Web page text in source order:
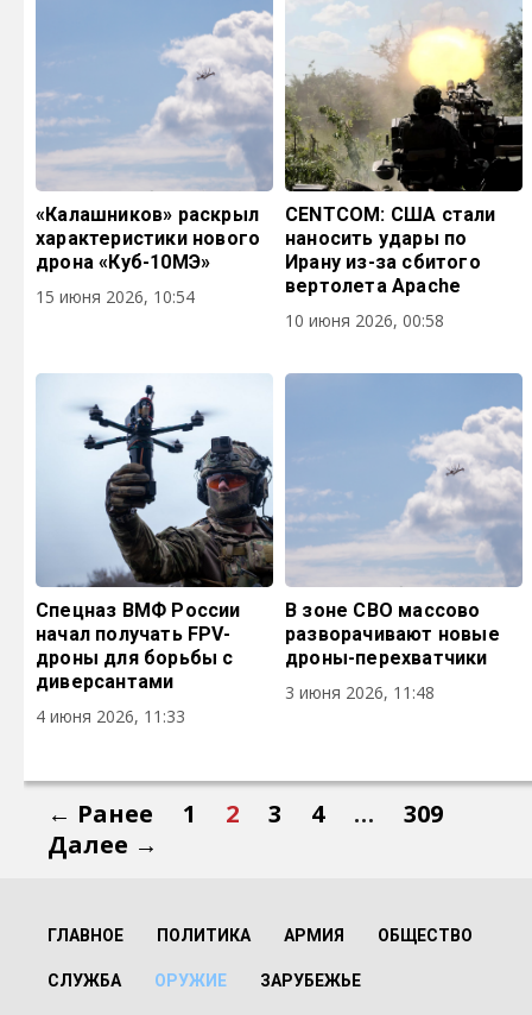
«Калашников» раскрыл
характеристики нового
дрона «Куб-10МЭ»
15 июня 2026, 10:54
CENTCOM: США стали
наносить удары по
Ирану из-за сбитого
вертолета Apache
10 июня 2026, 00:58
Спецназ ВМФ России
начал получать FPV-
дроны для борьбы с
диверсантами
4 июня 2026, 11:33
В зоне СВО массово
разворачивают новые
дроны-перехватчики
3 июня 2026, 11:48
← Ранее 1 2 3 4 …
309
Далее →
ГЛАВНОЕ ПОЛИТИКА АРМИЯ ОБЩЕСТВО
СЛУЖБА ОРУЖИЕ ЗАРУБЕЖЬЕ